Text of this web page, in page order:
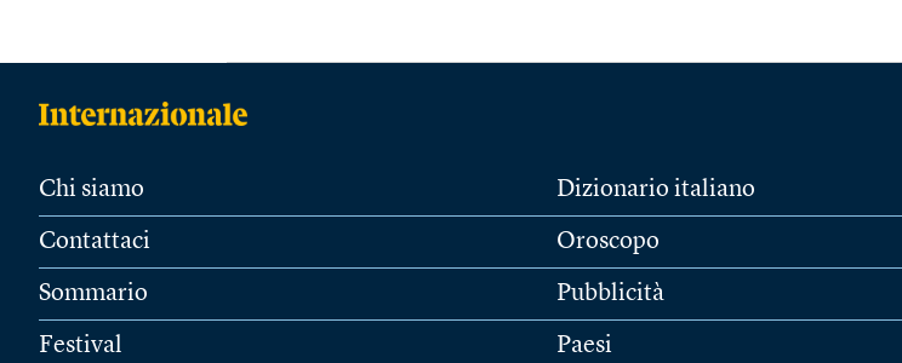
Chi siamo
Contattaci
Sommario
Festival
Dizionario italiano
Oroscopo
Pubblicità
Paesi